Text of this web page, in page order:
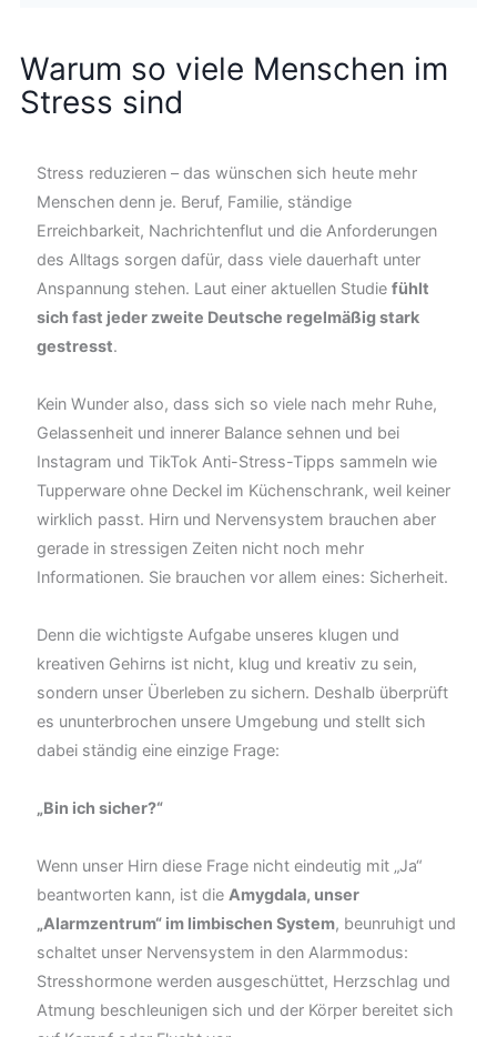
Warum so viele Menschen im
Stress sind
Stress reduzieren – das wünschen sich heute mehr
Menschen denn je. Beruf, Familie, ständige
Erreichbarkeit, Nachrichtenflut und die Anforderungen
des Alltags sorgen dafür, dass viele dauerhaft unter
Anspannung stehen. Laut einer aktuellen Studiefühlt
sich fast jeder zweite Deutsche regelmäßig stark
gestresst.
Kein Wunder also, dass sich so viele nach mehr Ruhe,
Gelassenheit und innerer Balance sehnen und bei
Instagram und TikTok Anti-Stress-Tipps sammeln wie
Tupperware ohne Deckel im Küchenschrank, weil keiner
wirklich passt. Hirn und Nervensystem brauchen aber
gerade in stressigen Zeiten nicht noch mehr
Informationen. Sie brauchen vor allem eines: Sicherheit.
Denn die wichtigste Aufgabe unseres klugen und
kreativen Gehirns ist nicht, klug und kreativ zu sein,
sondern unser Überleben zu sichern. Deshalb überprüft
es ununterbrochen unsere Umgebung und stellt sich
dabei ständig eine einzige Frage:
„Bin ich sicher?“
Wenn unser Hirn diese Frage nicht eindeutig mit „Ja“
beantworten kann, ist die Amygdala, unser
„Alarmzentrum“ im limbischen System, beunruhigt und
schaltet unser Nervensystem in den Alarmmodus:
Stresshormone werden ausgeschüttet, Herzschlag und
Atmung beschleunigen sich und der Körper bereitet sich